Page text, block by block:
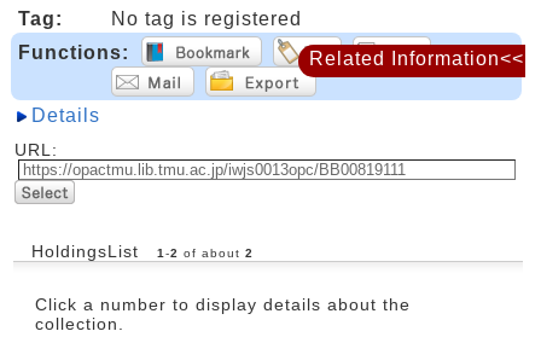
Tag:
No tag is registered
Functions:
Details
URL:
HoldingsList 1 -2 of about 2
Click a number to display details about the
collection.
Related Information<<